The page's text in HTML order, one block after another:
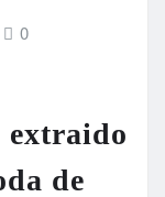
0
extraido
de